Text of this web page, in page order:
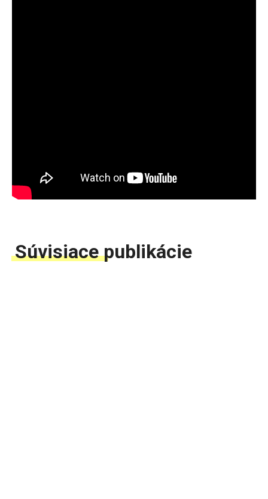
Súvisiace publikácie